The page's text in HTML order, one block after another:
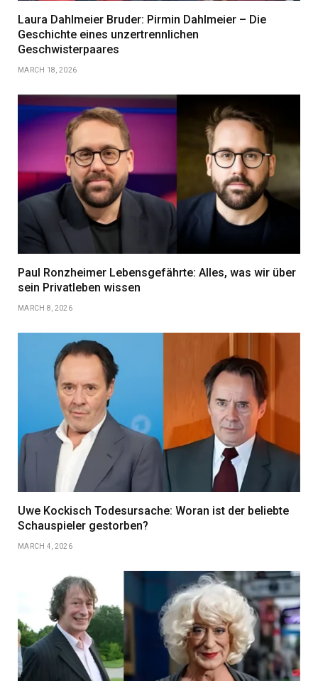
Laura Dahlmeier Bruder: Pirmin Dahlmeier – Die
Geschichte eines unzertrennlichen
Geschwisterpaares
MARCH 18, 2026
Paul Ronzheimer Lebensgefährte: Alles, was wir über
sein Privatleben wissen
MARCH 8, 2026
Uwe Kockisch Todesursache: Woran ist der beliebte
Schauspieler gestorben?
MARCH 4, 2026